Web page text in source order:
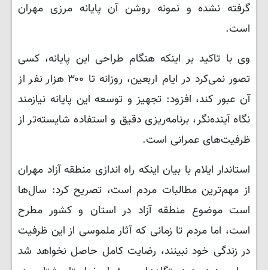
گرفته نشده و نمونه روشن آن پایانه مرزی مهران
است.
وی با تاکید بر اینکه هنگام طراحی این پایانه، کسی
تصور نمی‌کرد در ایام اربعین، روزانه تا ۳۰۰ هزار نفر از
آن عبور کند، افزود: تجهیز و توسعه این پایانه نیازمند
نگاه آینده‌نگر، برنامه‌ریزی دقیق و استفاده شایسته‌تر از
ظرفیت‌های عمرانی است.
استاندار ایلام با بیان اینکه راه اندازی منطقه آزاد مهران
از مهم‌ترین مطالبات مردم است، تصریح کرد: سال‌ها
است موضوع منطقه آزاد در استان و کشور مطرح
است، اما مردم تا زمانی که آثار ملموسی از این ظرفیت
در زندگی خود نبینند، رضایت کامل حاصل نخواهد شد